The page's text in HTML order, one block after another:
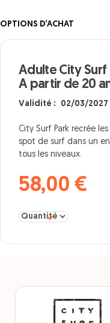
OPTIONS D’ACHAT
Adulte City Surf
A partir de 20
Validité : 02/03/2027
City Surf Park recrée
spot de surf dans un
tous les niveaux.
58,00 €
Sélectionner la